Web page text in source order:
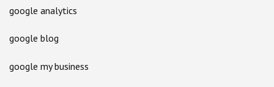
google analytics
google blog
google my business